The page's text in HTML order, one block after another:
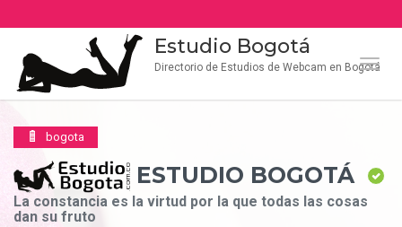
Estudio Bogotá
Directorio de Estudios de Webcam en Bogotá
bogota
ESTUDIO BOGOTÁ
La constancia es la virtud por la que todas las cosas
dan su fruto